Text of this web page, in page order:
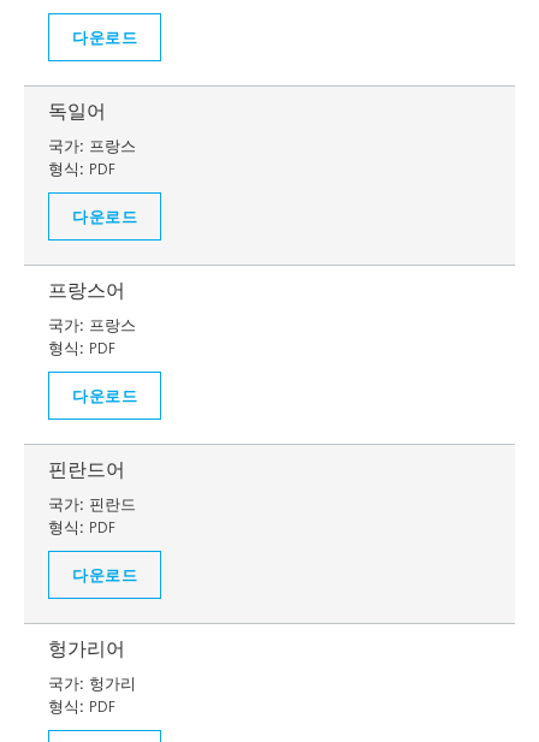
다운로드
독일어
국가: 프랑스
형식: PDF
다운로드
프랑스어
국가: 프랑스
형식: PDF
다운로드
핀란드어
국가: 핀란드
형식: PDF
다운로드
헝가리어
국가: 헝가리
형식: PDF